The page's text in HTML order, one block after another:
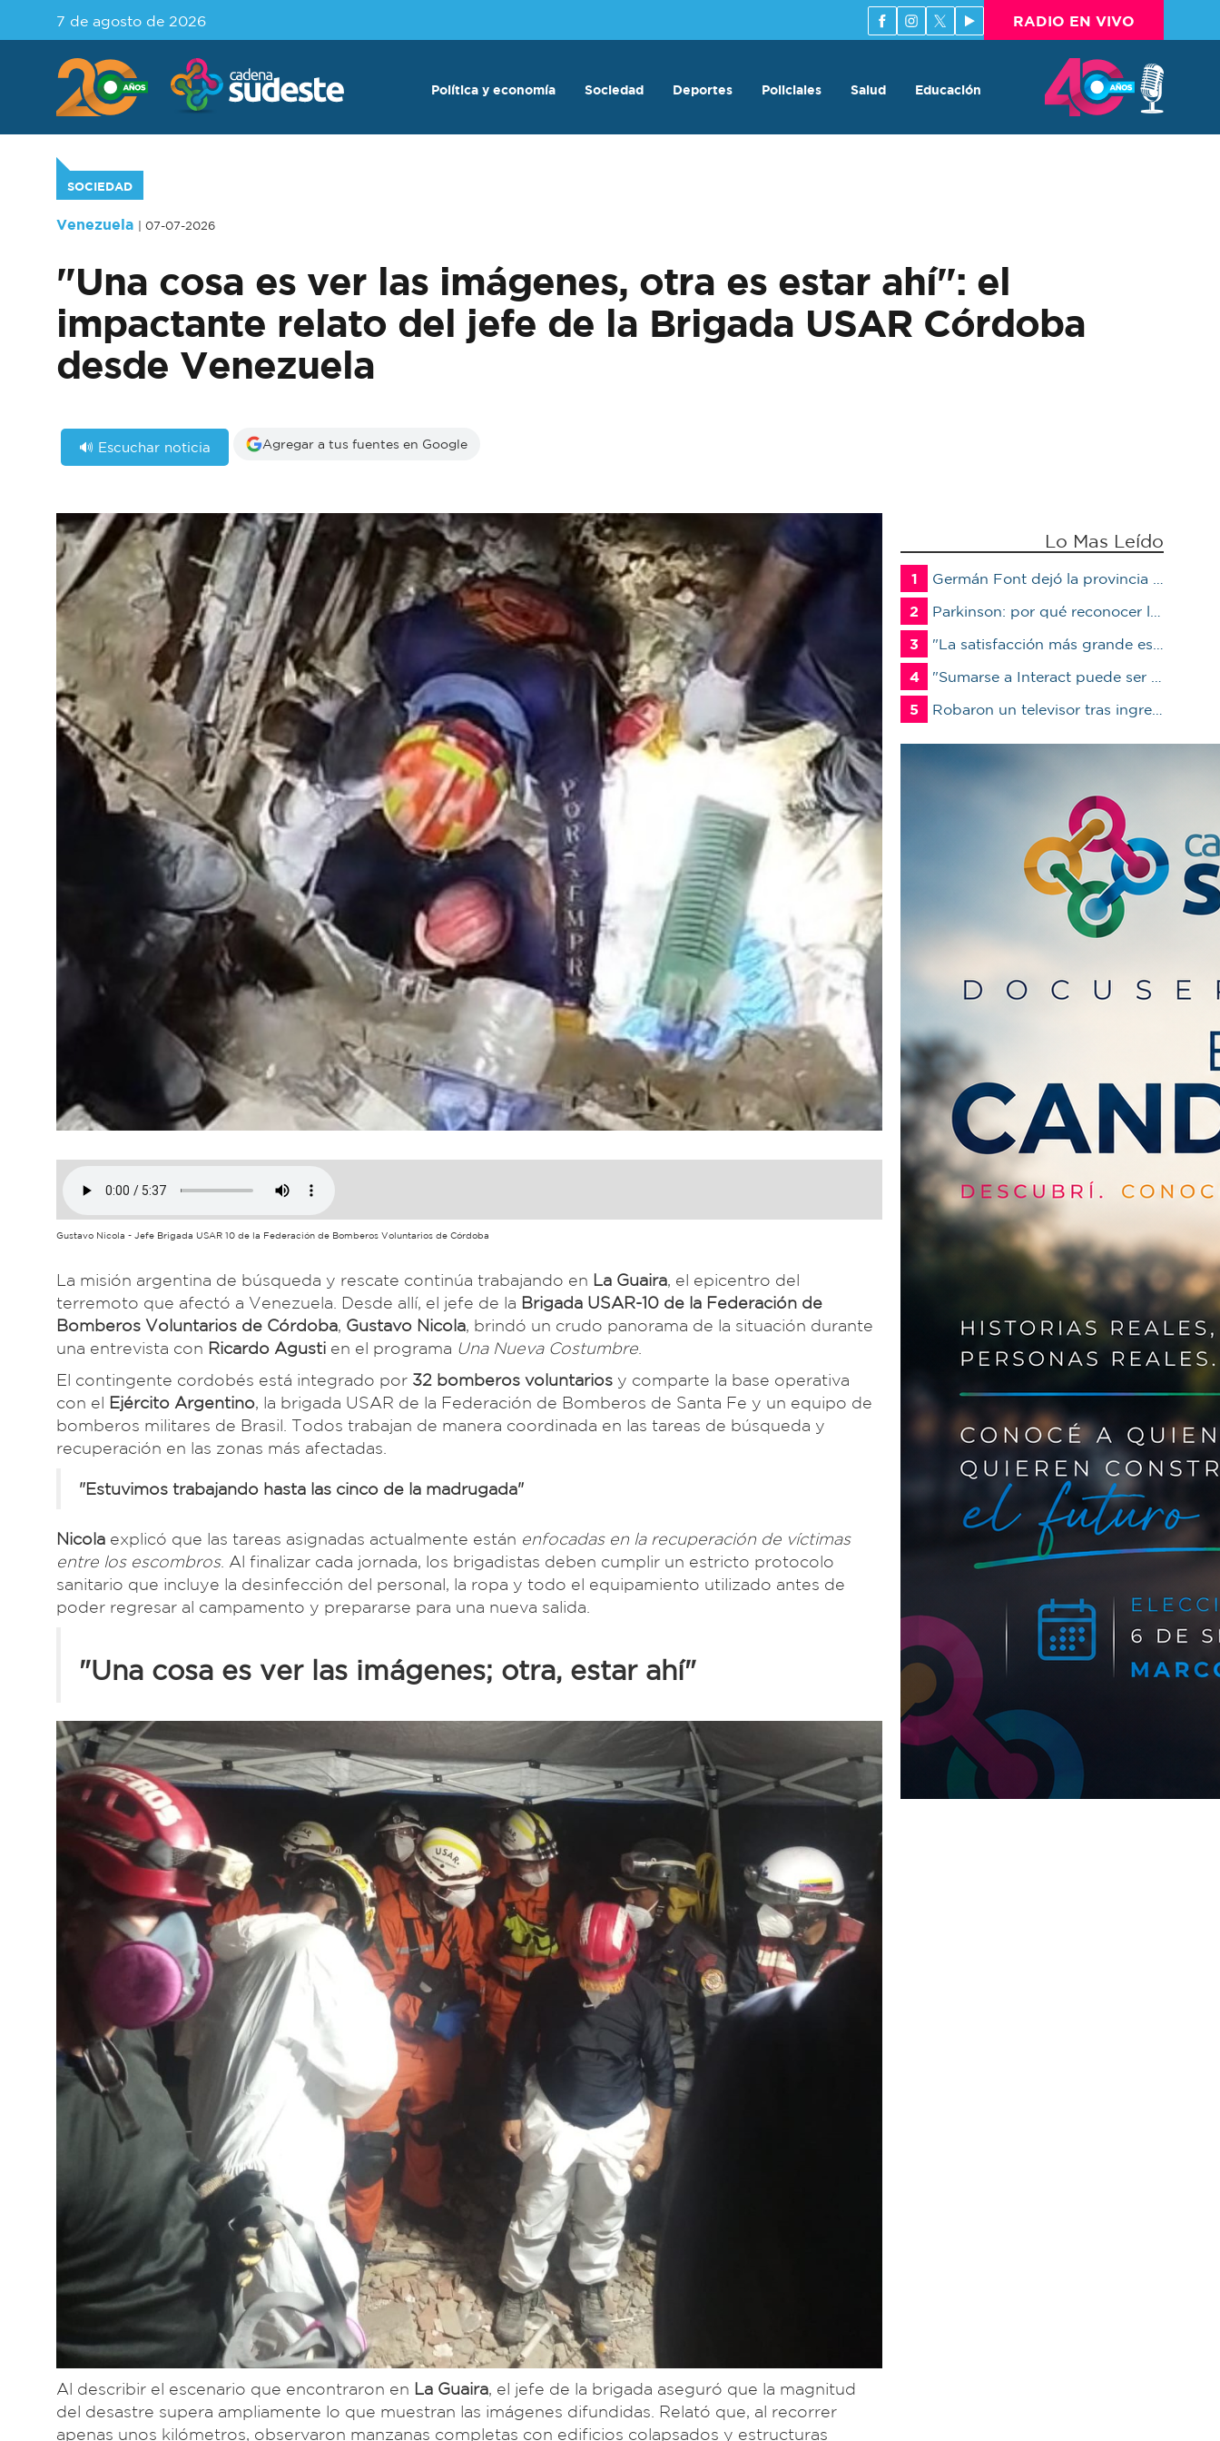
7 de agosto de 2026 RADIO EN VIVO
Política y economía Sociedad Deportes Policiales Salud Educación
SOCIEDAD
Venezuela | 07-07-2026
"Una cosa es ver las imágenes, otra es estar ahí": el
impactante relato del jefe de la Brigada USAR Córdoba
desde Venezuela
🔊 Escuchar noticia Agregar a tus fuentes en Google
Gustavo Nicola - Jefe Brigada USAR 10 de la Federación de Bomberos Voluntarios de Córdoba
La misión argentina de búsqueda y rescate continúa trabajando en La Guaira , el epicentro del
terremoto que afectó a Venezuela. Desde allí, el jefe de la Brigada USAR-10 de la Federación de
Bomberos Voluntarios de Córdoba Gustavo Nicola , brindó un crudo panorama de la situación durante
una entrevista con Ricardo Agusti en el programa Una Nueva Costumbre
El contingente cordobés está integrado por 32 bomberos voluntarios y comparte la base operativa
con el Ejército Argentino , la brigada USAR de la Federación de Bomberos de Santa Fe y un equipo de
bomberos militares de Brasil. Todos trabajan de manera coordinada en las tareas de búsqueda y
recuperación en las zonas más afectadas.
"Estuvimos trabajando hasta las cinco de la madrugada"
Nicola explicó que las tareas asignadas actualmente están enfocadas en la recuperación de víctimas
entre los escombros. Al finalizar cada jornada, los brigadistas deben cumplir un estricto protocolo
sanitario que incluye la desinfección del personal, la ropa y todo el equipamiento utilizado antes de
poder regresar al campamento y prepararse para una nueva salida.
"Una cosa es ver las imágenes; otra, estar ahí"
Al describir el escenario que encontraron en La Guaira, el jefe de la brigada aseguró que la magnitud
del desastre supera ampliamente lo que muestran las imágenes difundidas. Relató que, al recorrer
apenas unos kilómetros, observaron manzanas completas con edificios colapsados y estructuras
Lo Mas Leído
1
Germán Font dejó la provincia para ser candidato en Marcos Juárez
2
Parkinson: por qué reconocer los primeros síntomas puede cambiar la calidad de vida del paciente
3
"La satisfacción más grande es ver a un alumno trabajando": Jorge Vicente se jubiló luego de 38 años en el IPET51
4
"Sumarse a Interact puede ser un antes y un después en la vida de un joven"
5
Robaron un televisor tras ingresar a un quincho en una vivienda de Marcos Juárez